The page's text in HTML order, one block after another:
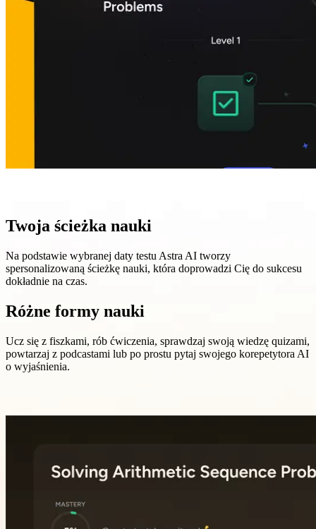
Twoja ścieżka nauki
Na podstawie wybranej daty testu Astra AI tworzy
spersonalizowaną ścieżkę nauki, która doprowadzi Cię do sukcesu
dokładnie na czas.
Różne formy nauki
Ucz się z fiszkami, rób ćwiczenia, sprawdzaj swoją wiedzę quizami,
powtarzaj z podcastami lub po prostu pytaj swojego korepetytora AI
o wyjaśnienia.